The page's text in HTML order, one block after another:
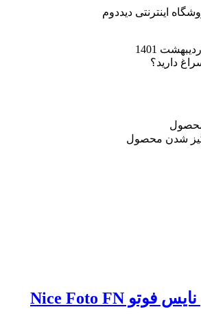
اینترنتی دیددوم
دارید؟
شدن محصول
رینگ لایت مدل نایس فوتو Nice Foto FN